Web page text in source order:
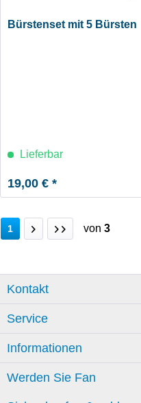
Bürstenset mit 5 Bürsten
Lieferbar
19,00 € *
1 von 3
Kontakt
Service
Informationen
Werden Sie Fan